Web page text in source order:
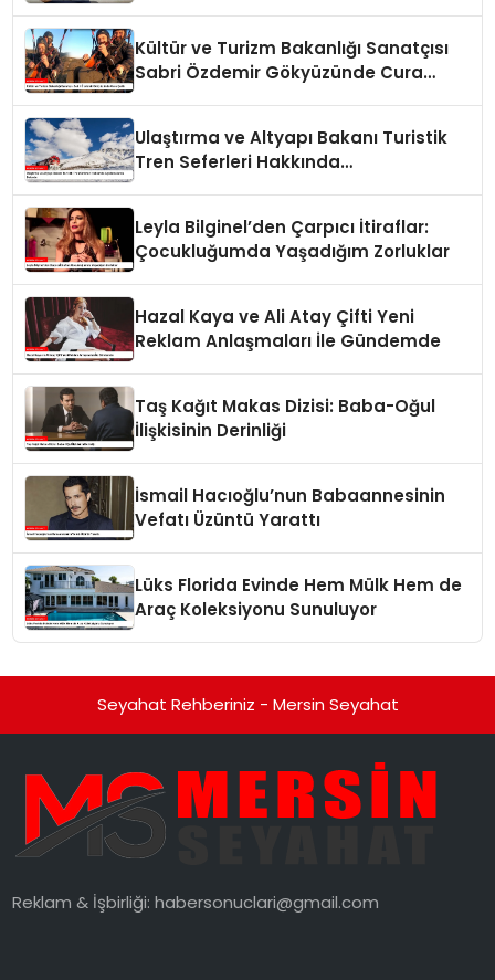
Kültür ve Turizm Bakanlığı Sanatçısı
Sabri Özdemir Gökyüzünde Cura
Ulaştırma ve Altyapı Bakanı Turistik
Tren Seferleri Hakkında
Leyla Bilginel’den Çarpıcı İtiraflar:
Çocukluğumda Yaşadığım Zorluklar
Hazal Kaya ve Ali Atay Çifti Yeni
Reklam Anlaşmaları İle Gündemde
Taş Kağıt Makas Dizisi: Baba-Oğul
İlişkisinin Derinliği
İsmail Hacıoğlu’nun Babaannesinin
Vefatı Üzüntü Yarattı
Lüks Florida Evinde Hem Mülk Hem de
Araç Koleksiyonu Sunuluyor
Seyahat Rehberiniz - Mersin Seyahat
Reklam & İşbirliği:habersonuclari@gmail.com